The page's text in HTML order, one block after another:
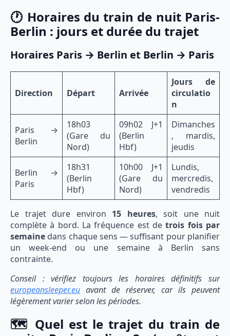
🕐 Horaires du train de nuit Paris-
Berlin : jours et durée du trajet
Horaires Paris → Berlin et Berlin → Paris
Direction Départ Arrivée
Jours de
circulatio
n
Paris →
Berlin
18h03
(Gare du
Nord)
09h02 J+1
(Berlin
Hbf)
Dimanches
, mardis,
jeudis
Berlin →
Paris
18h31
(Berlin
Hbf)
10h00 J+1
(Gare du
Nord)
Lundis,
mercredis,
vendredis
Le trajet dure environ 15 heures, soit une nuit
complète à bord. La fréquence est detrois fois par
semaine dans chaque sens — suffisant pour planifier
un week-end ou une semaine à Berlin sans
contrainte.
Conseil : vérifiez toujours les horaires définitifs sur
europeansleeper.eu avant de réserver, car ils peuvent
légèrement varier selon les périodes.
🗺️ Quel est le trajet du train de